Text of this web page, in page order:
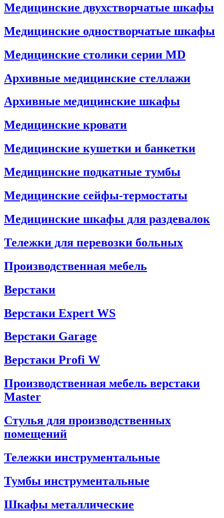
Медицинские двухстворчатые шкафы
Медицинские одностворчатые шкафы
Медицинские столики серии MD
Архивные медицинские стеллажи
Архивные медицинские шкафы
Медицинские кровати
Медицинские кушетки и банкетки
Медицинские подкатные тумбы
Медицинские сейфы-термостаты
Медицинские шкафы для раздевалок
Тележки для перевозки больных
Производственная мебель
Верстаки
Верстаки Expert WS
Верстаки Garage
Верстаки Profi W
Производственная мебель верстаки
Master
Стулья для производственных
помещений
Тележки инструментальные
Тумбы инструментальные
Шкафы металлические